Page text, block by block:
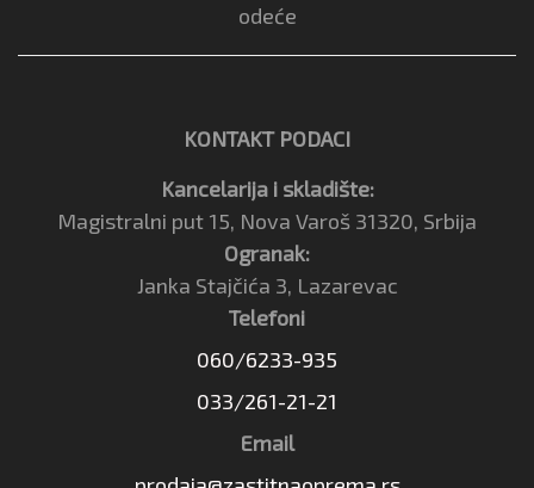
odeće
KONTAKT PODACI
Kancelarija i skladište:
Magistralni put 15, Nova Varoš 31320, Srbija
Ogranak:
Janka Stajčića 3, Lazarevac
Telefoni
060/6233-935
033/261-21-21
Email